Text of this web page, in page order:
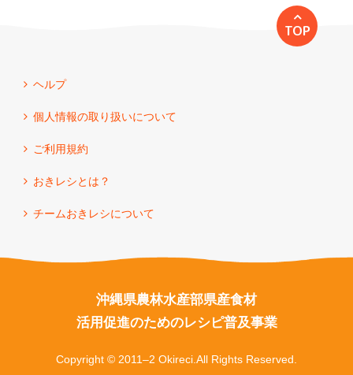
TOP
ヘルプ
個人情報の取り扱いについて
ご利用規約
おきレシとは？
チームおきレシについて
沖縄県農林水産部県産食材
活用促進のためのレシピ普及事業
Copyright © 2011–2 Okireci.All Rights Reserved.